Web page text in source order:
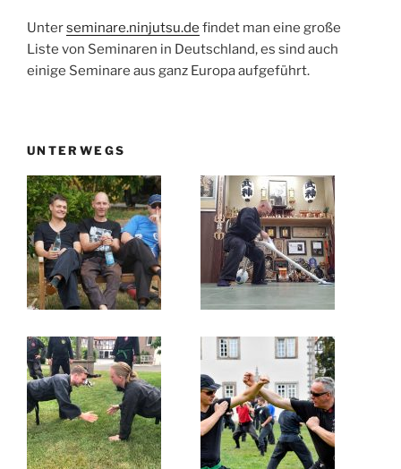
Unterseminare.ninjutsu.de findet man eine große
Liste von Seminaren in Deutschland, es sind auch
einige Seminare aus ganz Europa aufgeführt.
UNTERWEGS